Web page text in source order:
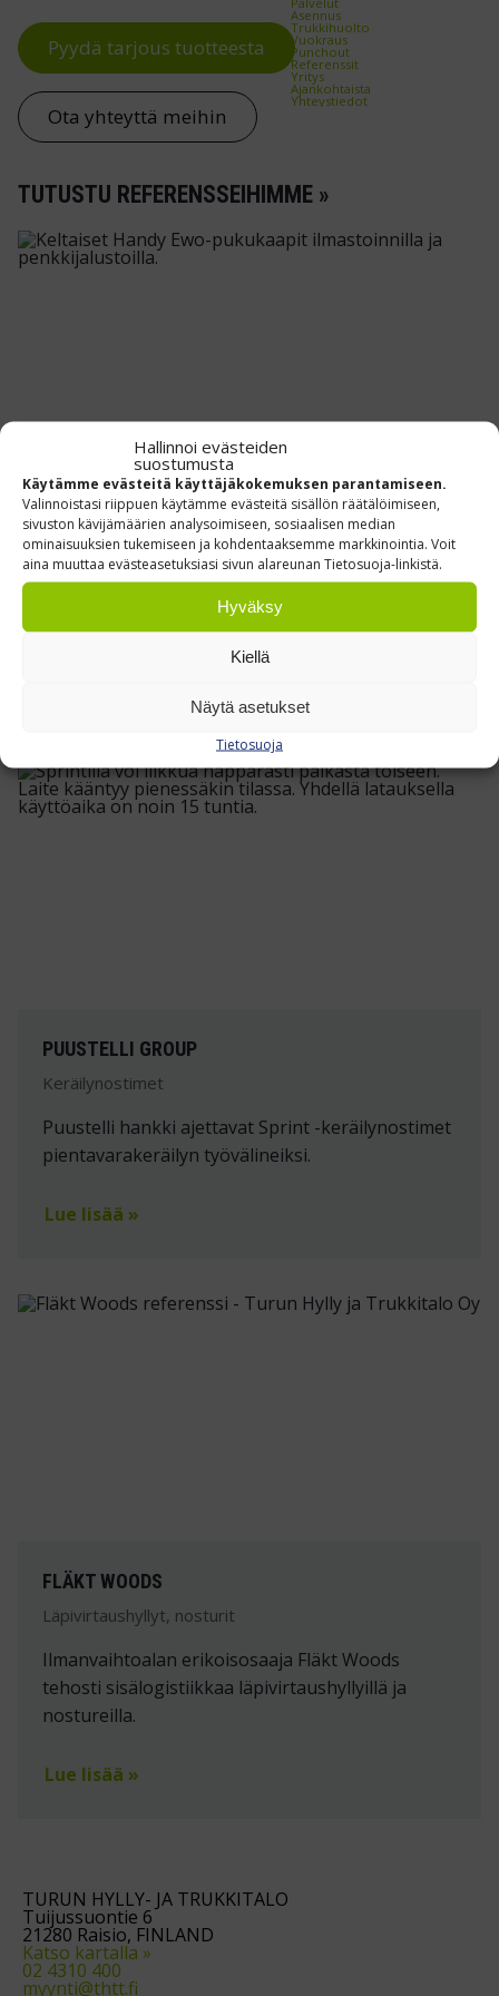
Hallinnoi evästeiden
suostumusta
Käytämme evästeitä käyttäjäkokemuksen parantamiseen.
Valinnoistasi riippuen käytämme evästeitä sisällön räätälöimiseen,
sivuston kävijämäärien analysoimiseen, sosiaalisen median
ominaisuuksien tukemiseen ja kohdentaaksemme markkinointia. Voit
aina muuttaa evästeasetuksiasi sivun alareunan Tietosuoja-linkistä.
Hyväksy
Kiellä
Näytä asetukset
Tietosuoja
Asennus
Trukkihuolto
Vuokraus
Punchout
Referenssit
Yritys
Ajankohtaista
Yhteystiedot
Pyydä tarjous tuotteesta
Ota yhteyttä meihin
TUTUSTU REFERENSSEIHIMME »
ILMASTOIDUT PUKUKAAPIT
LOGISTIIKKAKESKUKSEEN
Toimitimme ilmastoidut Handy Ewo -pukukaapit
asiakkaan omilla väreillä
PUUSTELLI GROUP
Keräilynostimet
Puustelli hankki ajettavat Sprint -keräilynostimet
pientavarakeräilyn työvälineiksi.
Lue lisää »
FLÄKT WOODS
Läpivirtaushyllyt, nosturit
Ilmanvaihtoalan erikoisosaaja Fläkt Woods
tehosti sisälogistiikkaa läpivirtaushyllyillä ja
nostureilla.
Lue lisää »
TURUN HYLLY- JA TRUKKITALO
Tuijussuontie 6
21280 Raisio, FINLAND
Katso kartalla »
02 4310 400
myynti@thtt.fi